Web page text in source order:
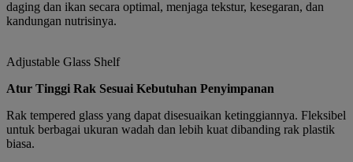
daging dan ikan secara optimal, menjaga tekstur, kesegaran, dan
kandungan nutrisinya.
Adjustable Glass Shelf
Atur Tinggi Rak Sesuai Kebutuhan Penyimpanan
Rak tempered glass yang dapat disesuaikan ketinggiannya. Fleksibel
untuk berbagai ukuran wadah dan lebih kuat dibanding rak plastik
biasa.